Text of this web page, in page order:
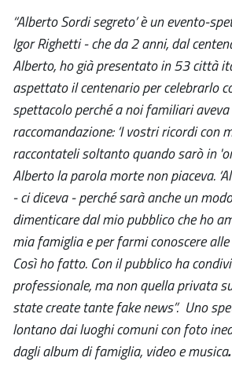
“Alberto Sordi segreto’ è un evento-
Igor Righetti - che da 2 anni, dal
Alberto, ho già presentato in 53 città
aspettato il centenario per celebrarlo
spettacolo perché a noi familiari
raccomandazione: ‘I vostri ricordi con
raccontateli soltanto quando sarò in
Alberto la parola morte non piaceva.
- ci diceva - perché sarà anche un
dimenticare dal mio pubblico che ho
mia famiglia e per farmi conoscere alle
Così ho fatto. Con il pubblico ha
professionale, ma non quella privata
state create tante fake news”. Uno
lontano dai luoghi comuni con foto
dagli album di famiglia, video e musica.